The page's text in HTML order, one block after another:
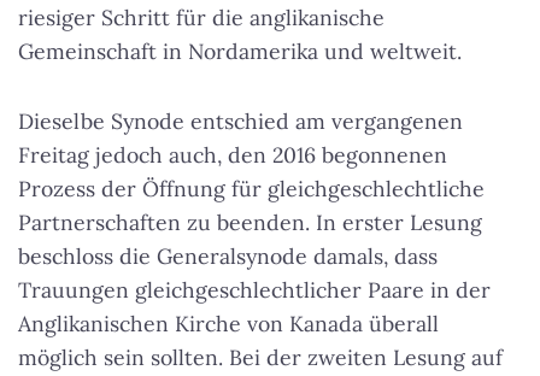
riesiger Schritt für die anglikanische
Gemeinschaft in Nordamerika und weltweit.
Dieselbe Synode entschied am vergangenen
Freitag jedoch auch, den 2016 begonnenen
Prozess der Öffnung für gleichgeschlechtliche
Partnerschaften zu beenden. In erster Lesung
beschloss die Generalsynode damals, dass
Trauungen gleichgeschlechtlicher Paare in der
Anglikanischen Kirche von Kanada überall
möglich sein sollten. Bei der zweiten Lesung auf